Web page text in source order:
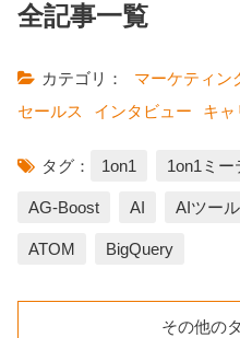
全記事一覧
カテゴリ： マーケティン
セールス
インタビュー キャ
タグ： 1on1 1on1ミ
AG-Boost AI AIツール
ATOM BigQuery
その他の